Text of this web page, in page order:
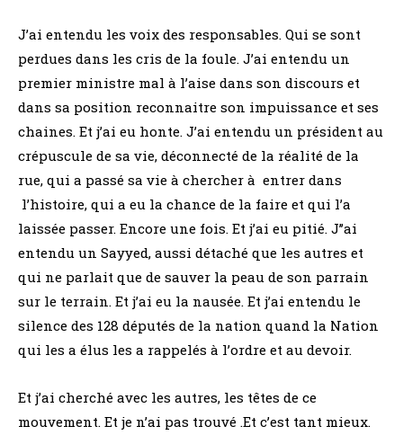
J’ai entendu les voix des responsables. Qui se sont
perdues dans les cris de la foule. J’ai entendu un
premier ministre mal à l’aise dans son discours et
dans sa position reconnaitre son impuissance et ses
chaines. Et j’ai eu honte. J’ai entendu un président au
crépuscule de sa vie, déconnecté de la réalité de la
rue, qui a passé sa vie à chercher à entrer dans
l’histoire, qui a eu la chance de la faire et qui l’a
laissée passer. Encore une fois. Et j’ai eu pitié. J’’ai
entendu un Sayyed, aussi détaché que les autres et
qui ne parlait que de sauver la peau de son parrain
sur le terrain. Et j’ai eu la nausée. Et j’ai entendu le
silence des 128 députés de la nation quand la Nation
qui les a élus les a rappelés à l’ordre et au devoir.
Et j’ai cherché avec les autres, les têtes de ce
mouvement. Et je n’ai pas trouvé .Et c’est tant mieux.